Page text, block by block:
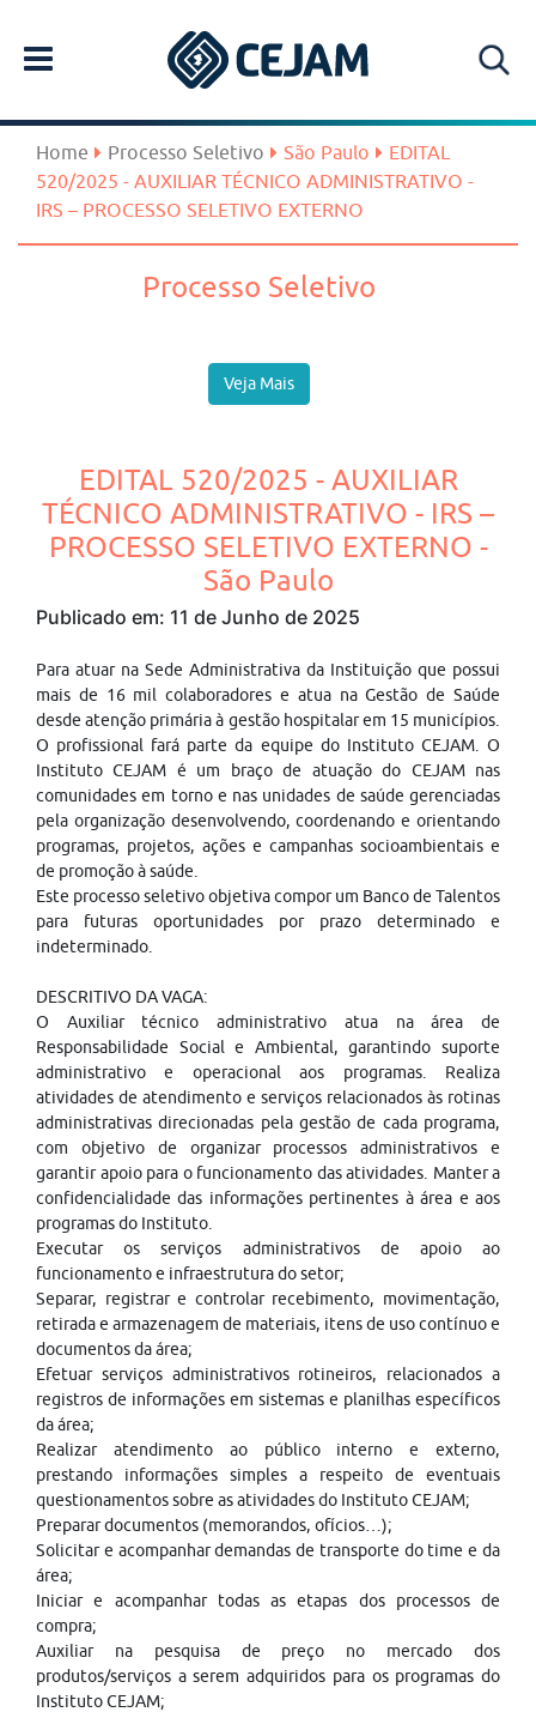
Home Processo Seletivo São Paulo
EDITAL
520/2025 - AUXILIAR TÉCNICO ADMINISTRATIVO -
IRS – PROCESSO SELETIVO EXTERNO
Processo Seletivo
Veja Mais
EDITAL 520/2025 - AUXILIAR
TÉCNICO ADMINISTRATIVO - IRS –
PROCESSO SELETIVO EXTERNO -
São Paulo
Publicado em: 11 de Junho de 2025
Para atuar na Sede Administrativa da Instituição que possui
mais de 16 mil colaboradores e atua na Gestão de Saúde
desde atenção primária à gestão hospitalar em 15 municípios.
O profissional fará parte da equipe do Instituto CEJAM. O
Instituto CEJAM é um braço de atuação do CEJAM nas
comunidades em torno e nas unidades de saúde gerenciadas
pela organização desenvolvendo, coordenando e orientando
programas, projetos, ações e campanhas socioambientais e
de promoção à saúde.
Este processo seletivo objetiva compor um Banco de Talentos
para futuras oportunidades por prazo determinado e
indeterminado.
DESCRITIVO DA VAGA:
O Auxiliar técnico administrativo atua na área de
Responsabilidade Social e Ambiental, garantindo suporte
administrativo e operacional aos programas. Realiza
atividades de atendimento e serviços relacionados às rotinas
administrativas direcionadas pela gestão de cada programa,
com objetivo de organizar processos administrativos e
garantir apoio para o funcionamento das atividades. Manter a
confidencialidade das informações pertinentes à área e aos
programas do Instituto.
Executar os serviços administrativos de apoio ao
funcionamento e infraestrutura do setor;
Separar, registrar e controlar recebimento, movimentação,
retirada e armazenagem de materiais, itens de uso contínuo e
documentos da área;
Efetuar serviços administrativos rotineiros, relacionados a
registros de informações em sistemas e planilhas específicos
da área;
Realizar atendimento ao público interno e externo,
prestando informações simples a respeito de eventuais
questionamentos sobre as atividades do Instituto CEJAM;
Preparar documentos (memorandos, ofícios…);
Solicitar e acompanhar demandas de transporte do time e da
área;
Iniciar e acompanhar todas as etapas dos processos de
compra;
Auxiliar na pesquisa de preço no mercado dos
produtos/serviços a serem adquiridos para os programas do
Instituto CEJAM;